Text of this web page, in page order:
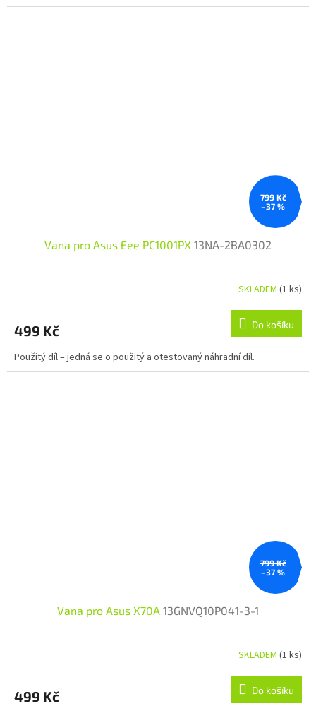
799 Kč
–37 %
Vana pro Asus Eee PC1001PX 13NA-2BA0302
SKLADEM (1 ks)
499 Kč Do košíku
Použitý díl – jedná se o použitý a otestovaný náhradní díl.
799 Kč
–37 %
Vana pro Asus X70A 13GNVQ10P041-3-1
SKLADEM (1 ks)
499 Kč Do košíku